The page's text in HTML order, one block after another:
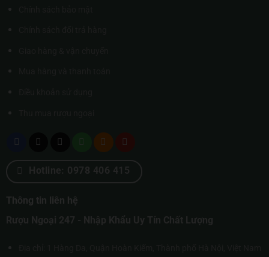
Hotline: 0978 406 415
Thông tin liên hệ
Rượu Ngoại 247 - Nhập Khẩu Uy Tín Chất Lượng